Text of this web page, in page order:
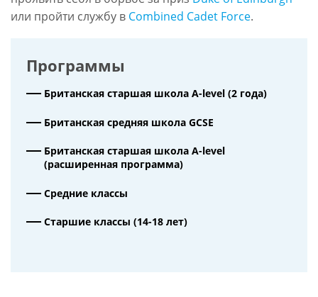
или пройти службу в Combined Cadet Force.
Программы
Британская старшая школа A-level (2 года)
Британская средняя школа GCSE
Британская старшая школа A-level
(расширенная программа)
Средние классы
Старшие классы (14-18 лет)